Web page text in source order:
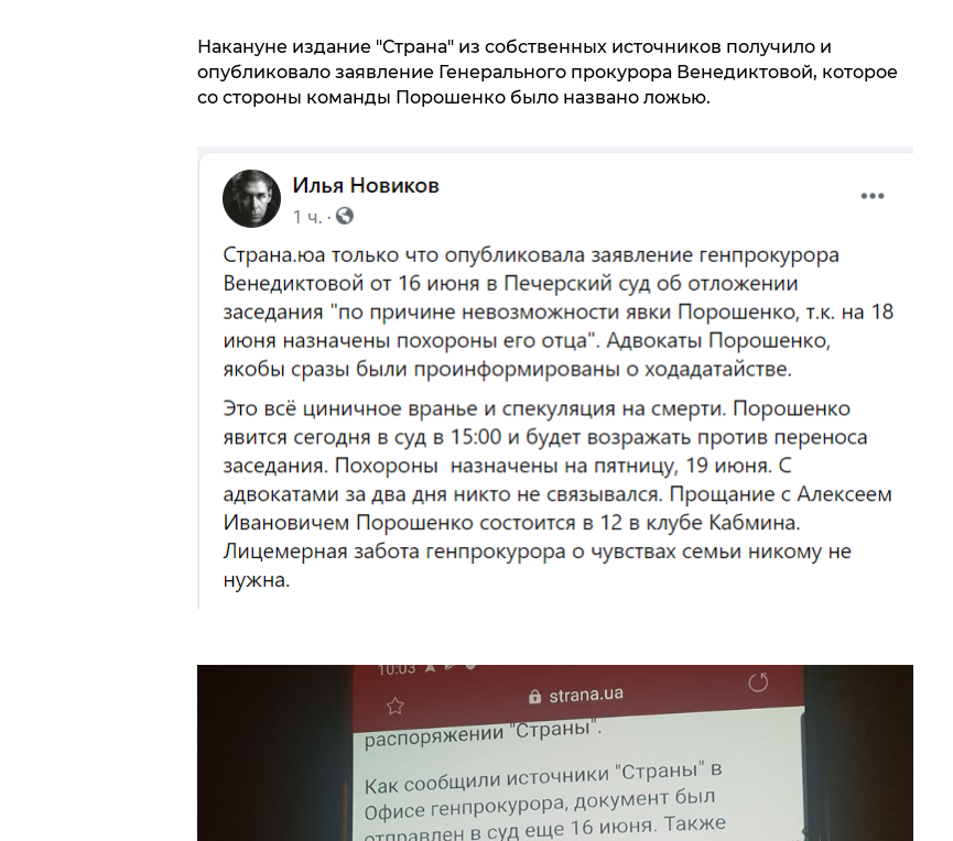
Накануне издание "Страна" из собственных источников получило и
опубликовало заявление Генерального прокурора Венедиктовой, которое
со стороны команды Порошенко было названо ложью.